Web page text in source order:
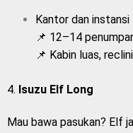
Kantor dan instansi
📌 12–14
📌 Kabin luas,
4. Isuzu Elf Long
Mau bawa pasukan? Elf